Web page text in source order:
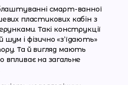
смарт-ванної
пластикових кабін з
Такі конструкції
і фізично «з’їдають»
Та й вигляд мають
на загальне